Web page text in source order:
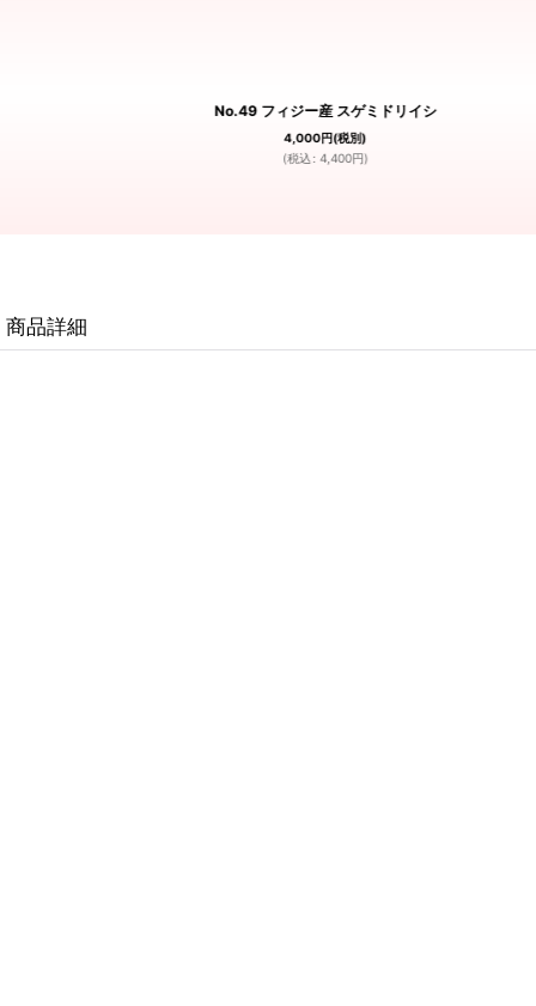
No.49 フィジー産 スゲミドリイシ
4,000円(税別)
(税込: 4,400円)
商品詳細